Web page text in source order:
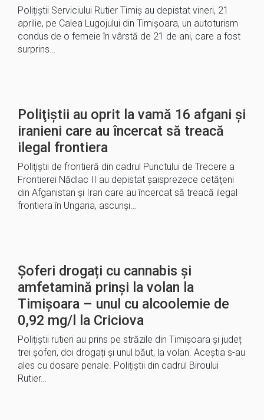
Polițiștii Serviciului Rutier Timiș au depistat vineri, 21
aprilie, pe Calea Lugojului din Timișoara, un autoturism
condus de o femeie în vârstă de 21 de ani, care a fost
surprins…
Poliţiştii au oprit la vamă 16 afgani și
iranieni care au încercat să treacă
ilegal frontiera
Poliţiştii de frontieră din cadrul Punctului de Trecere a
Frontierei Nădlac II au depistat șaisprezece cetăţeni
din Afganistan și Iran care au încercat să treacă ilegal
frontiera în Ungaria, ascunşi…
Șoferi drogați cu cannabis și
amfetamină prinși la volan la
Timișoara – unul cu alcoolemie de
0,92 mg/l la Criciova
Polițiștii rutieri au prins pe străzile din Timișoara și județ
trei șoferi, doi drogați și unul băut, la volan. Aceștia s-au
ales cu dosare penale. Polițiștii din cadrul Biroului
Rutier…